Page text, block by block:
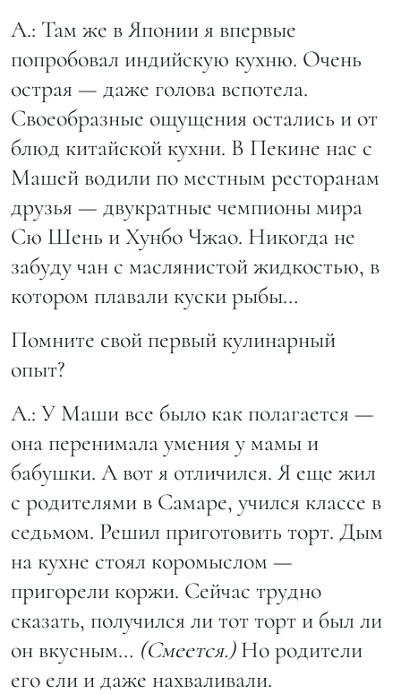
А.: Там же в Японии я впервые
попробовал индийскую кухню. Очень
острая — даже голова вспотела.
Своеобразные ощущения остались и от
блюд китайской кухни. В Пекине нас с
Машей водили по местным ресторанам
друзья — двукратные чемпионы мира
Сю Шень и Хунбо Чжао. Никогда не
забуду чан с маслянистой жидкостью, в
котором плавали куски рыбы…
Помните свой первый кулинарный
опыт?
А.: У Маши все было как полагается —
она перенимала умения у мамы и
бабушки. А вот я отличился. Я еще жил
с родителями в Самаре, учился классе в
седьмом. Решил приготовить торт. Дым
на кухне стоял коромыслом —
пригорели коржи. Сейчас трудно
сказать, получился ли тот торт и был ли
он вкусным… (Смеется.)Но родители
его ели и даже нахваливали.